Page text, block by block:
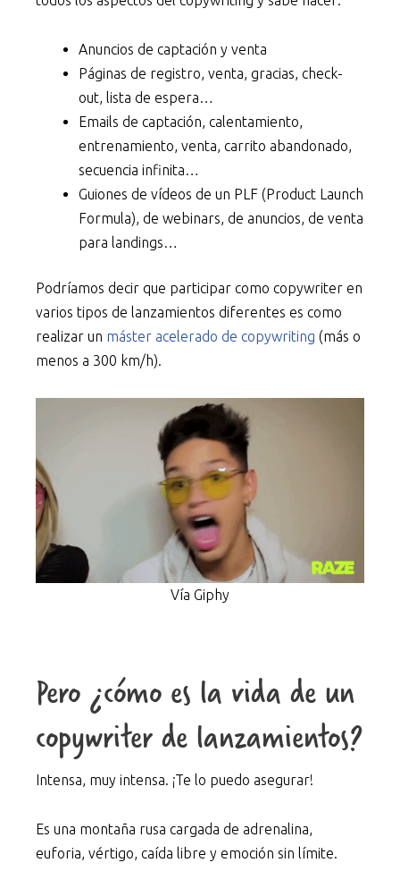
Anuncios de captación y venta
Páginas de registro, venta, gracias, check-
out, lista de espera…
Emails de captación, calentamiento,
entrenamiento, venta, carrito abandonado,
secuencia infinita…
Guiones de vídeos de un PLF (Product Launch
Formula), de webinars, de anuncios, de venta
para landings…
Podríamos decir que participar como copywriter en
varios tipos de lanzamientos diferentes es como
realizar un máster acelerado de copywriting (más o
menos a 300 km/h).
Vía Giphy
Pero ¿cómo es la vida de un
copywriter de lanzamientos?
Intensa, muy intensa. ¡Te lo puedo asegurar!
Es una montaña rusa cargada de adrenalina,
euforia, vértigo, caída libre y emoción sin límite.